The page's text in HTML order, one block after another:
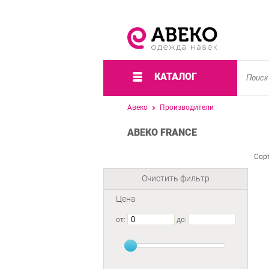
КАТАЛОГ
Авеко Производители
АВЕКО FRANCE
Очистить фильтр
Цена
от: до: